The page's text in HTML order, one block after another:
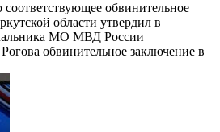
обвинительное
области утвердил в
МО МВД России
обвинительное заключение в